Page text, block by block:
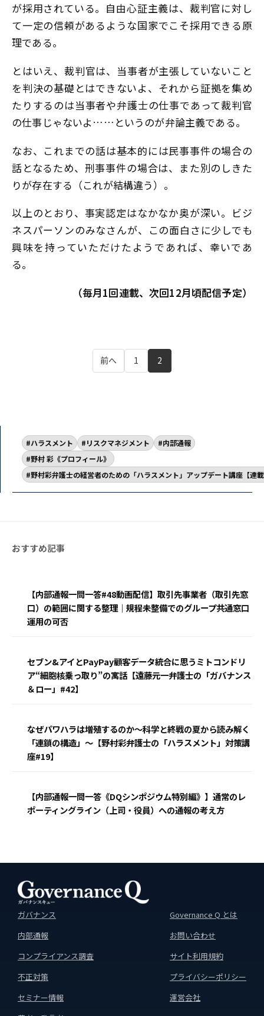
が採用されている。自由心証主義は、裁判官に対し
て一定の信頼があるような国家でこそ採用できる原
理である。
とはいえ、裁判官は、当事者が主張していないこと
を判決の基礎とはできないよ、それから証拠を集め
たりするのは当事者や弁護士の仕事であって裁判官
の仕事じゃないよ……というのが弁論主義である。
なお、これまでの話は基本的には民事事件の場合の
話となるため、刑事事件の場合は、また別のしきた
りが存在する（これが結構違う）。
以上のとおり、事実認定はなかなか奥が深い。ビジ
ネスパーソンのみなさんが、この面白さに少しでも
興味を持っていただけたようであれば、幸いであ
る。
（毎月1回連載、次回12月頃配信予定）
前へ 1 2
ハラスメント リスクマネジメント
内部通報
野村 彩《プロフィール》
野村彩弁護士の経営者のための「ハラスメント」アップデート講座【連
【内部通報一問一答#48動画配信】取引先事業者（取引先窓
口）の範囲に関する整理｜規程未整備でのグループ共通窓口
運用の可否
セブン&アイとPayPay顧客データ統合に思うミトコンドリ
ア“細胞核乗っ取り”の寓話【遠藤元一弁護士の「ガバナンス
＆ロー」#42】
なぜパワハラは増殖するのか〜科学と終戦の夏から読み解く
「連鎖の構造」〜【野村彩弁護士の「ハラスメント」対策講
座#19】
【内部通報一問一答《DQシンポジウム特別編》】通常のレ
ポーティングライン（上司・役員）への通報の考え方
ガバナンス
内部通報
コンプライアンス調査
不正対策
セミナー情報
Governance Q とは
お問い合わせ
サイト利用規約
プライバシーポリシー
運営会社